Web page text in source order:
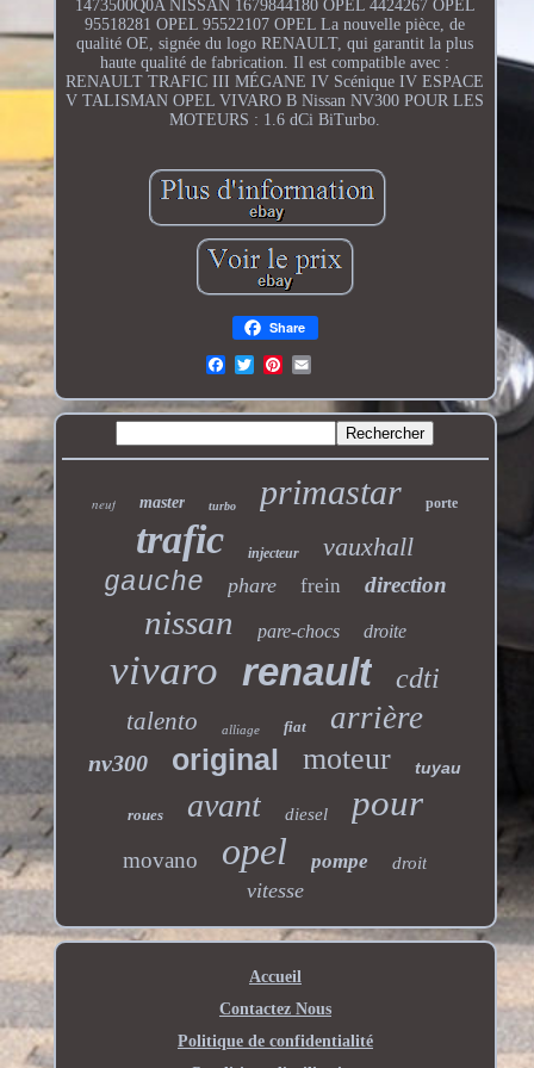
1473500Q0A NISSAN 1679844180 OPEL 4424267 OPEL
95518281 OPEL 95522107 OPEL La nouvelle pièce, de
qualité OE, signée du logo RENAULT, qui garantit la plus
haute qualité de fabrication. Il est compatible avec :
RENAULT TRAFIC III MÉGANE IV Scénique IV ESPACE
V TALISMAN OPEL VIVARO B Nissan NV300 POUR LES
MOTEURS : 1.6 dCi BiTurbo.
Share
neuf master turbo primastar porte
trafic injecteur vauxhall
gauche phare frein direction
nissan pare-chocs droite
vivaro renault cdti
talento alliage fiat arrière
nv300 original moteur tuyau
roues avant diesel pour
movano opel pompe droit
vitesse
Accueil
Contactez Nous
Politique de confidentialité